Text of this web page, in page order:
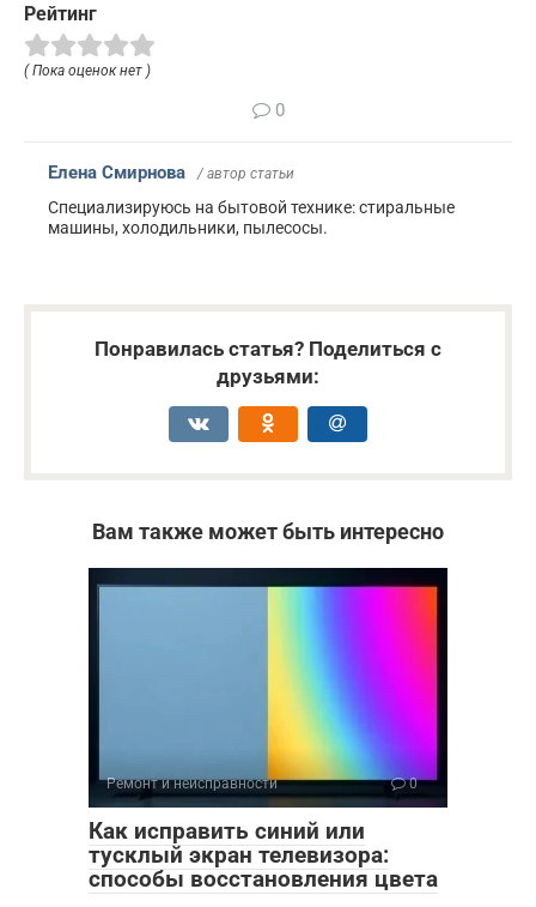
Рейтинг
( Пока оценок нет )
0
Елена Смирнова / автор статьи
Специализируюсь на бытовой технике: стиральные
машины, холодильники, пылесосы.
Понравилась статья? Поделиться с
друзьями:
Вам также может быть интересно
Ремонт и неисправности 0
Как исправить синий или
тусклый экран телевизора:
способы восстановления цвета